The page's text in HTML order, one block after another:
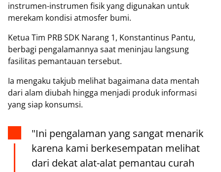
instrumen-instrumen fisik yang digunakan untuk
merekam kondisi atmosfer bumi.
Ketua Tim PRB SDK Narang 1, Konstantinus Pantu,
berbagi pengalamannya saat meninjau langsung
fasilitas pemantauan tersebut.
Ia mengaku takjub melihat bagaimana data mentah
dari alam diubah hingga menjadi produk informasi
yang siap konsumsi.
"Ini pengalaman yang sangat menarik
karena kami berkesempatan melihat
dari dekat alat-alat pemantau curah